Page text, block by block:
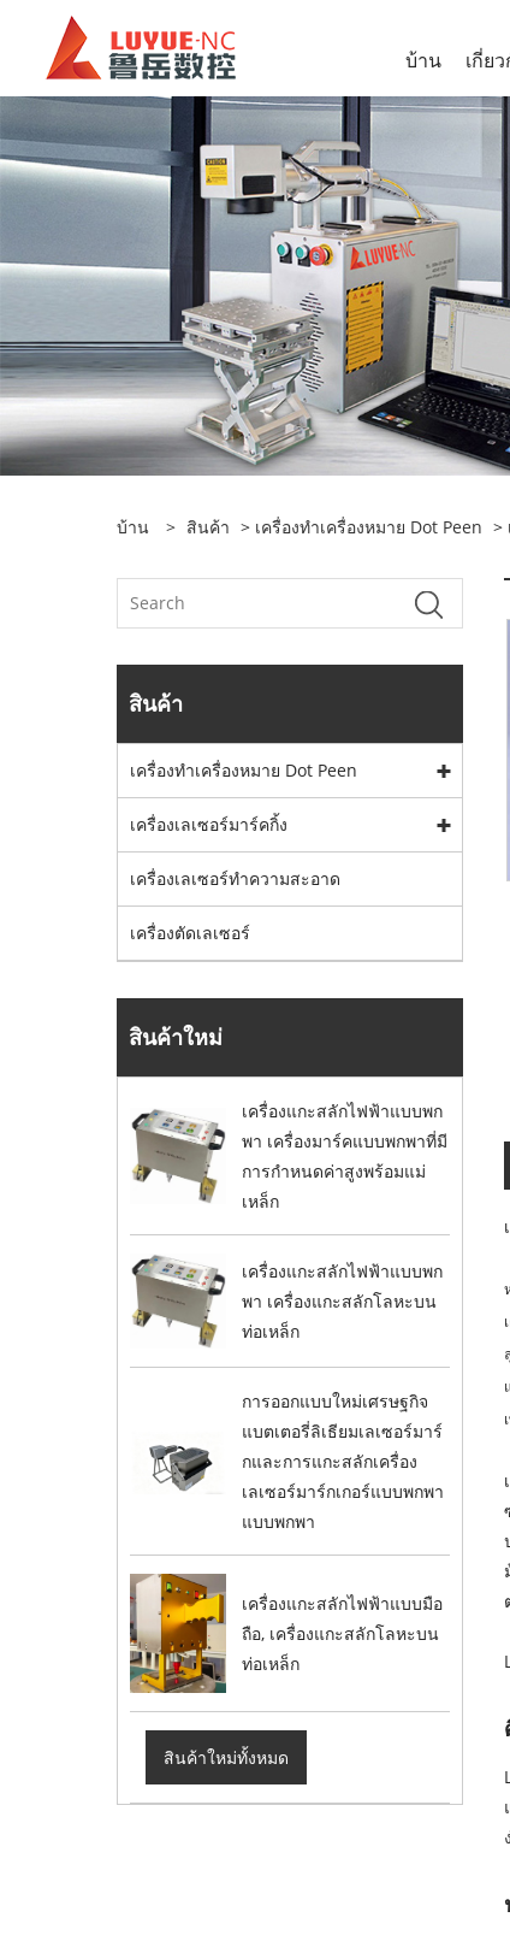
บ้าน เกี่ย
บ้าน > สินค้า > เครื่องทำเครื่องหมาย Dot Peen >
สินค้า
เครื่องทำเครื่องหมาย Dot Peen
เครื่องเลเซอร์มาร์คกิ้ง
เครื่องเลเซอร์ทำความสะอาด
เครื่องตัดเลเซอร์
สินค้าใหม่
เครื่องแกะสลักไฟฟ้าแบบพก
พา เครื่องมาร์คแบบพกพาที่มี
การกำหนดค่าสูงพร้อมแม่
เหล็ก
เครื่องแกะสลักไฟฟ้าแบบพก
พา เครื่องแกะสลักโลหะบน
ท่อเหล็ก
การออกแบบใหม่เศรษฐกิจ
แบตเตอรี่ลิเธียมเลเซอร์มาร์
กและการแกะสลักเครื่อง
เลเซอร์มาร์กเกอร์แบบพกพา
แบบพกพา
เครื่องแกะสลักไฟฟ้าแบบมือ
ถือ, เครื่องแกะสลักโลหะบน
ท่อเหล็ก
สินค้าใหม่ทั้งหมด